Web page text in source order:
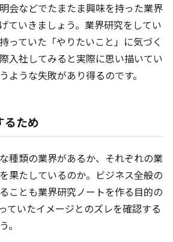
会などでたまたま興味を持った業界
ていきましょう。業界研究をしてい
っていた「やりたいこと」に気づく
入社してみると実際に思い描いてい
ような失敗があり得るのです。
ため
種類の業界があるか、それぞれの業
果たしているのか。ビジネス全般の
ことも業界研究ノートを作る目的の
ていたイメージとのズレを確認する
。